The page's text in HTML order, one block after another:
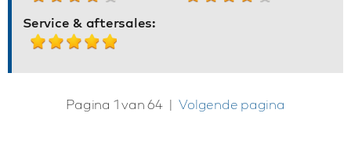
Service & aftersales:
Pagina 1 van 64 |Volgende pagina